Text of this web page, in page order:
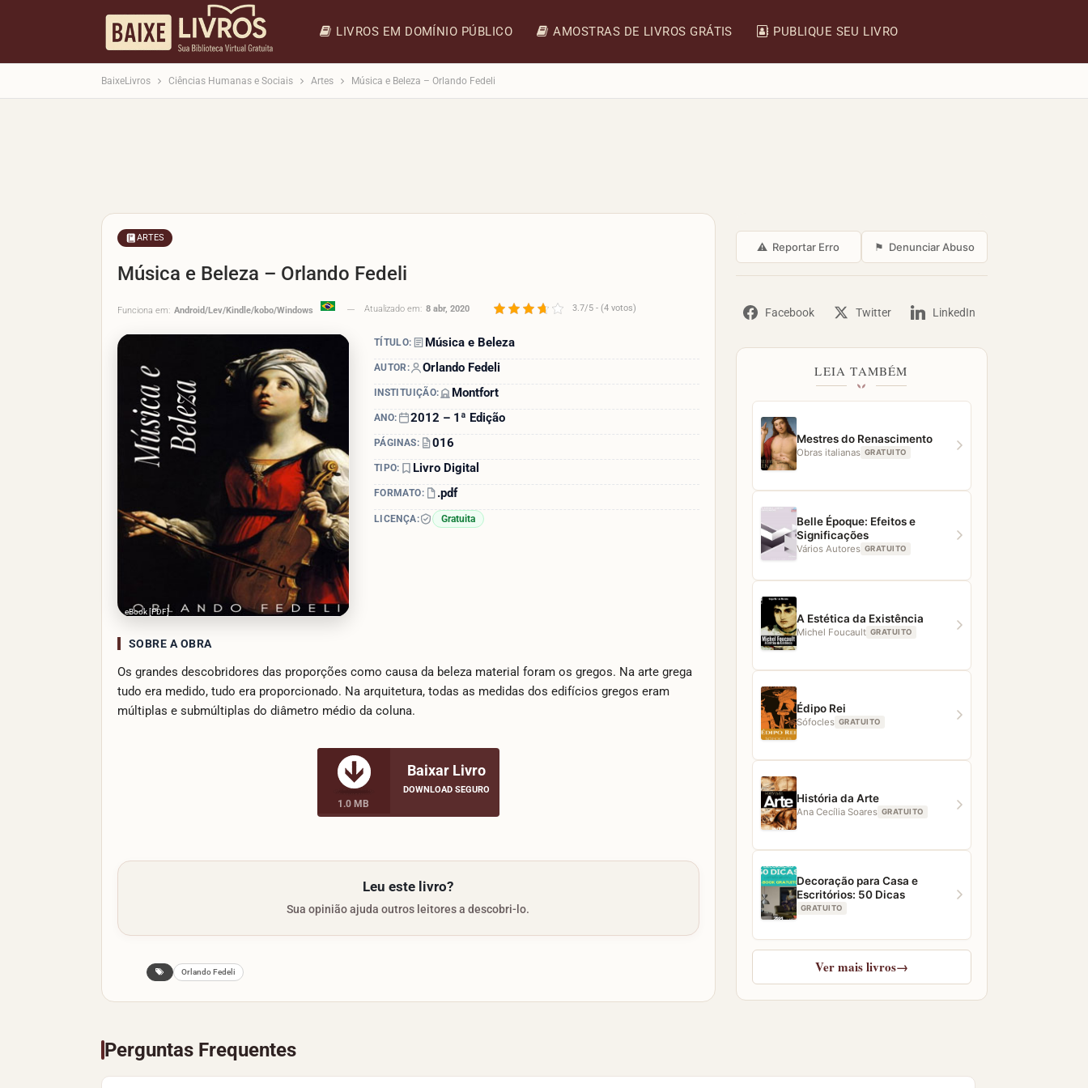
LIVROS EM DOMÍNIO PÚBLICO AMOSTRAS DE LIVROS GRÁTIS PUBLIQUE SEU LIVRO
BaixeLivros Ciências Humanas e Sociais Artes Música e Beleza – Orlando Fedeli
ARTES
Música e Beleza – Orlando Fedeli
Funciona em: Android/Lev/Kindle/kobo/Windows Atualizado em: 8 abr, 2020
eBook [PDF]
3.7/5 - (4 votos)
TÍTULO: Música e Beleza
AUTOR: Orlando Fedeli
INSTITUIÇÃO: Montfort
ANO: 2012 – 1ª Edição
PÁGINAS: 016
TIPO: Livro Digital
FORMATO: .pdf
LICENÇA: Gratuita
SOBRE A OBRA
Os grandes descobridores das proporções como causa da beleza material foram os gregos. Na arte grega
tudo era medido, tudo era proporcionado. Na arquitetura, todas as medidas dos edifícios gregos eram
múltiplas e submúltiplas do diâmetro médio da coluna.
1.0 MB
Baixar Livro
DOWNLOAD SEGURO
Leu este livro?
Sua opinião ajuda outros leitores a descobri-lo.
Orlando Fedeli
Perguntas Frequentes
⚠ Reportar Erro ⚑ Denunciar Abuso
Facebook Twitter LinkedIn
LEIA TAMBÉM
Mestres do Renascimento
Obras italianas GRATUITO
Belle Époque: Efeitos e
Significações
Vários Autores GRATUITO
A Estética da Existência
Michel Foucault GRATUITO
Édipo Rei
Sófocles GRATUITO
História da Arte
Ana Cecília Soares GRATUITO
Decoração para Casa e
Escritórios: 50 Dicas
GRATUITO
Ver mais livros→